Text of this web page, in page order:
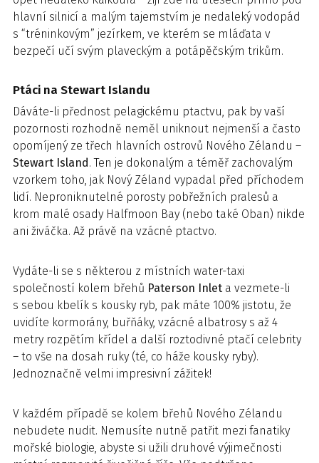
hlavní silnicí a malým tajemstvím je nedaleký vodopád
s “tréninkovým” jezírkem, ve kterém se mláďata v
bezpečí učí svým plaveckým a potápěčským trikům.
Ptáci na Stewart Islandu
Dáváte-li přednost pelagickému ptactvu, pak by vaší
pozornosti rozhodně neměl uniknout nejmenší a často
opomíjený ze třech hlavních ostrovů Nového Zélandu –
Stewart Island. Ten je dokonalým a téměř zachovalým
vzorkem toho, jak Nový Zéland vypadal před příchodem
lidí. Neproniknutelné porosty pobřežních pralesů a
krom malé osady Halfmoon Bay (nebo také Oban) nikde
ani živáčka. Až právě na vzácné ptactvo.
Vydáte-li se s některou z místních water-taxi
společností kolem břehů Paterson Inlet a vezmete-li
s sebou kbelík s kousky ryb, pak máte 100% jistotu, že
uvidíte kormorány, buřňáky, vzácné albatrosy s až 4
metry rozpětím křídel a další roztodivné ptačí celebrity
– to vše na dosah ruky (té, co háže kousky ryby).
Jednoznačně velmi impresivní zážitek!
V každém případě se kolem břehů Nového Zélandu
nebudete nudit. Nemusíte nutně patřit mezi fanatiky
mořské biologie, abyste si užili druhové výjimečnosti